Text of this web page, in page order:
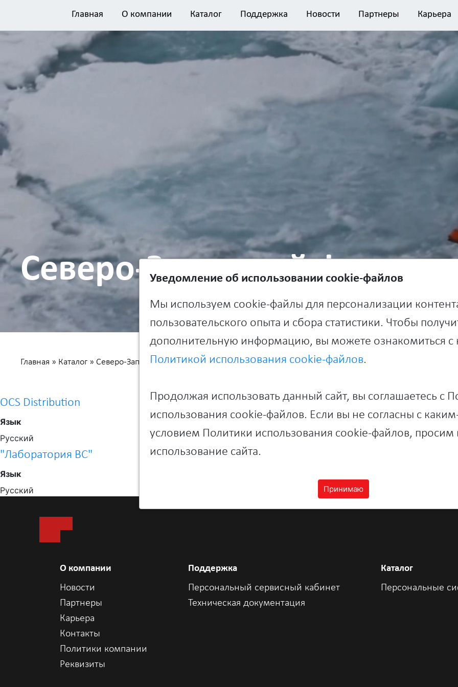
Главная О компании Каталог Поддержка Новости Партнеры Карьера
Северо-Западный
Главная » Каталог » Северо-Западный федеральный округ»
OCS Distribution
Язык
Русский
"Лаборатория ВС"
Язык
Русский
О компании
Новости
Партнеры
Карьера
Контакты
Политики компании
Реквизиты
Поддержка
Персональный сервисный кабинет
Техническая документация
Каталог
Персональные
Уведомление об использовании cookie-файлов
Мы используем cookie-файлы для персонализации
пользовательского опыта и сбора статистики. Чтобы
дополнительную информацию, вы можете ознакомиться с
Политикой использования cookie-файлов.
Продолжая использовать данный сайт, вы соглашаетесь с
использования cookie-файлов. Если вы не согласны с
условием Политики использования cookie-файлов, просим
использование сайта.
Принимаю